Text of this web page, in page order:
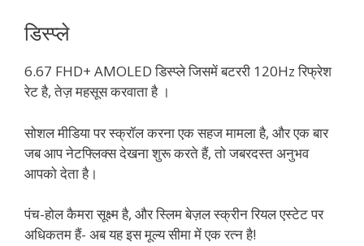
डिस्प्ले
6.67 FHD+ AMOLED डिस्प्ले जिसमें बटररी 120Hz रिफ्रेश
रेट है, तेज़ महसूस करवाता है ।
सोशल मीडिया पर स्क्रॉल करना एक सहज मामला है, और एक बार
जब आप नेटफ्लिक्स देखना शुरू करते हैं, तो जबरदस्त अनुभव
आपको देता है।
पंच-होल कैमरा सूक्ष्म है, और स्लिम बेज़ल स्क्रीन रियल एस्टेट पर
अधिकतम हैं- अब यह इस मूल्य सीमा में एक रत्न है!